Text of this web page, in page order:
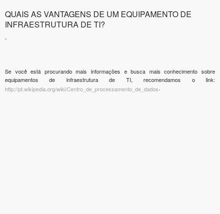
QUAIS AS VANTAGENS DE UM EQUIPAMENTO DE
INFRAESTRUTURA DE TI?
-
Se você está procurando mais informações e busca mais conhecimento sobre
equipamentos de infraestrutura de TI, recomendamos o link:
http://pt.wikipedia.org/wiki/Centro_de_processamento_de_dados.